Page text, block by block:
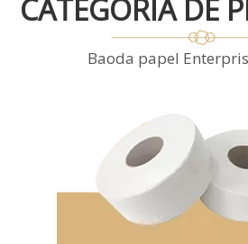
CATEGORIA DE
Baoda papel